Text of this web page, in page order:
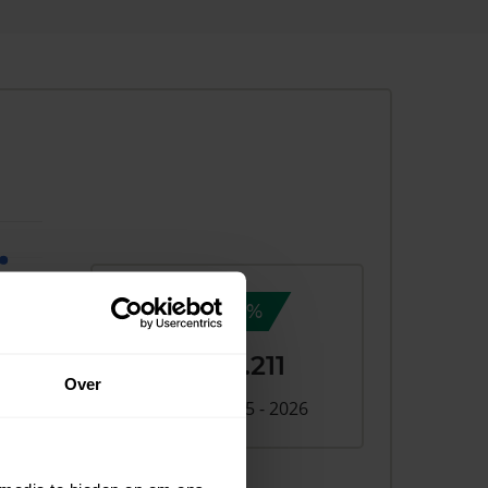
Over
7,6%
+ €37.211
Verschil 2025 - 2026